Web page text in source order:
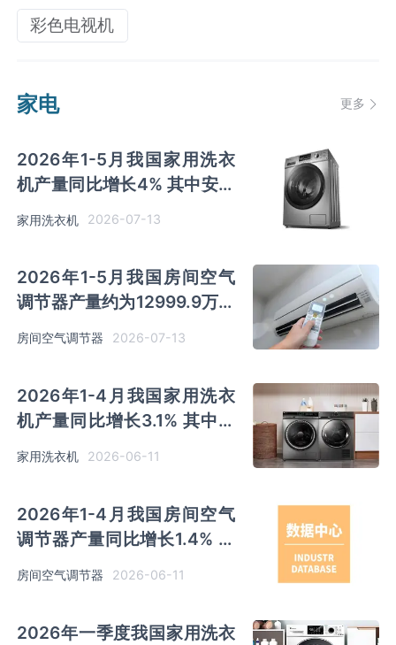
彩色电视机
家电 更多
2026年1-5月我国家用洗衣
机产量同比增长4% 其中安徽
二
家用洗衣机 2026-07-13
2026年1-5月我国房间空气
调节器产量约为12999.9万吨
同比增长0.9% 其中广东产量
房间空气调节器 2026-07-13
2026年1-4月我国家用洗衣
机产量同比增长3.1% 其中安
徽及江苏以超千万台产量排名
前二
家用洗衣机 2026-06-11
2026年1-4月我国房间空气
调节器产量同比增长1.4% 其
中广东产量占比36.73%位居
首位
房间空气调节器 2026-06-11
2026年一季度我国家用洗衣